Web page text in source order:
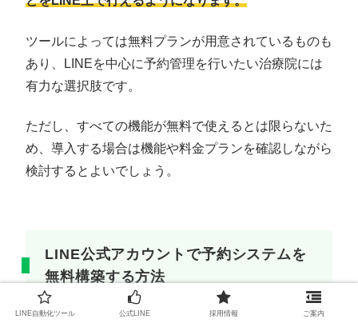
ツールによっては無料プランが用意されているものも
あり、LINEを中心に予約管理を行いたい治療院には
有力な選択肢です。
ただし、すべての機能が無料で使えるとは限らないた
め、導入する場合は機能や料金プランを確認しながら
検討するとよいでしょう。
LINE公式アカウントで予約システムを
無料構築する方法
LINE自動化ツール 公式LINE 採用情報 ご案内